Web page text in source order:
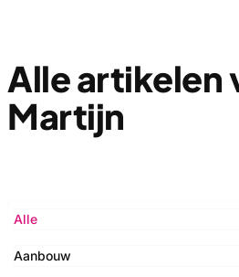
Alle artikelen
Martijn
Alle
Aanbouw